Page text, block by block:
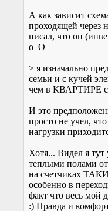
А как зависит
проходящей через
писал, что он
о_О
> я изначально
семьи и с кучей
чем в КВАРТИРЕ с
И это
просто не учел,
нагрузки
Хотя... Видел я тут
теплыми полами
на счетчиках
особенно в
факт что весь мой
:) Правда и